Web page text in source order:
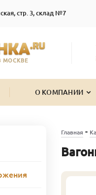
стр. 3, склад №7
МОСКВЕ
О КОМПАНИИ
Главная -